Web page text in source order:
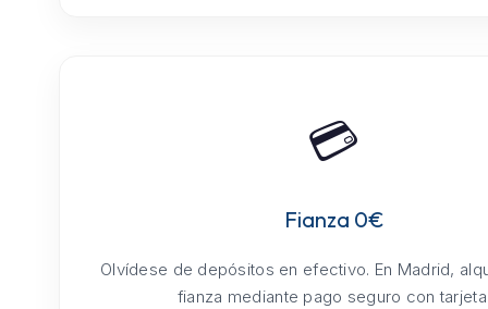
💳
Fianza 0€
Olvídese de depósitos en efectivo. En Madrid,
fianza mediante pago seguro con